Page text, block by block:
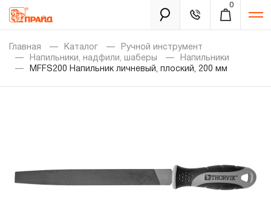
0
Каталог
Золотая лихорадка
Уцененный товар
Забыли пароль?
Главная Каталог
Ручной инструмент
Напильники, надфили, шаберы
Напильники
MFFS200 Напильник личневый, плоский, 200 мм